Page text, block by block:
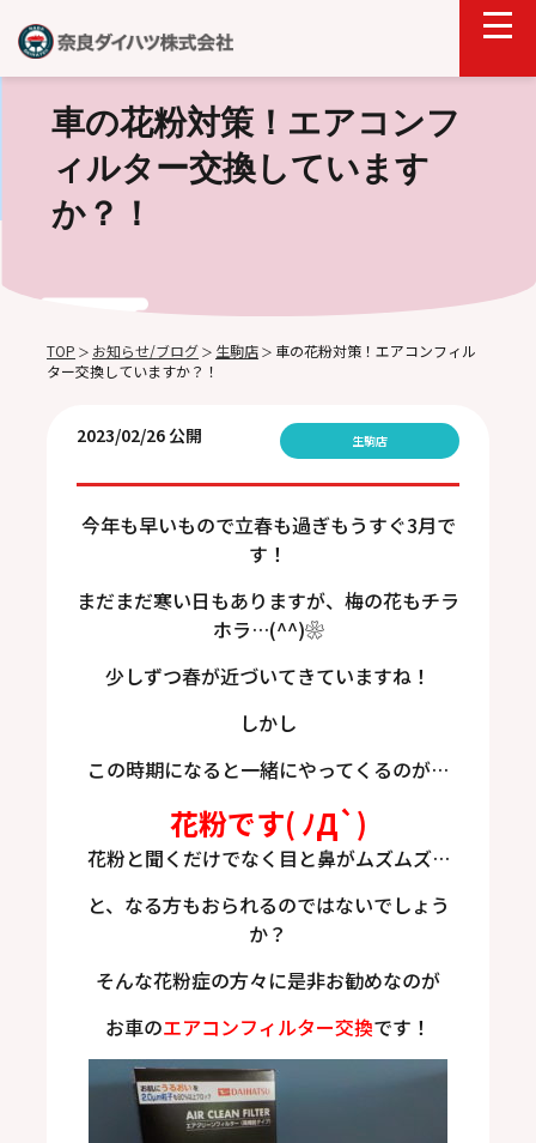
車の花粉対策！エアコンフ
ィルター交換しています
か？！
TOP ＞ お知らせ/ブログ ＞ 生駒店 ＞ 車の花粉対策！エアコンフィル
ター交換していますか？！
2023/02/26 公開 生駒店
今年も早いもので立春も過ぎもうすぐ3月で
す！
まだまだ寒い日もありますが、梅の花もチラ
ホラ…(^^)❀
少しずつ春が近づいてきていますね！
しかし
この時期になると一緒にやってくるのが…
花粉です( ﾉД`)
花粉と聞くだけでなく目と鼻がムズムズ…
と、なる方もおられるのではないでしょう
か？
そんな花粉症の方々に是非お勧めなのが
お車のエアコンフィルター交換です！